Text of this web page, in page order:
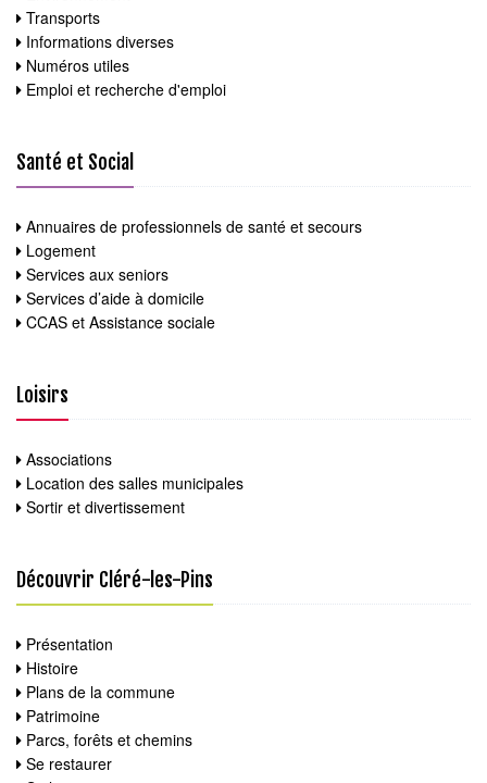
Transports
Informations diverses
Numéros utiles
Emploi et recherche d'emploi
Santé et Social
Annuaires de professionnels de santé et secours
Logement
Services aux seniors
Services d’aide à domicile
CCAS et Assistance sociale
Loisirs
Associations
Location des salles municipales
Sortir et divertissement
Découvrir Cléré-les-Pins
Présentation
Histoire
Plans de la commune
Patrimoine
Parcs, forêts et chemins
Se restaurer